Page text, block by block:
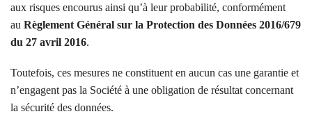
aux risques encourus ainsi qu’à leur probabilité, conformément
au Règlement Général sur la Protection des Données 2016/679
du 27 avril 2016.
Toutefois, ces mesures ne constituent en aucun cas une garantie et
n’engagent pas la Société à une obligation de résultat concernant
la sécurité des données.